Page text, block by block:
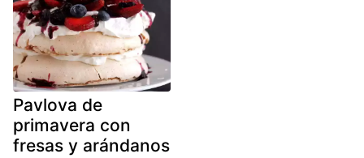
Pavlova de
primavera con
fresas y arándanos